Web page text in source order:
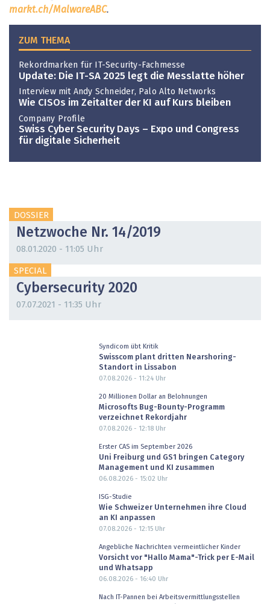
markt.ch/MalwareABC.
ZUM THEMA
Rekordmarken für IT-Security-Fachmesse
Update: Die IT-SA 2025 legt die Messlatte höher
Interview mit Andy Schneider, Palo Alto Networks
Wie CISOs im Zeitalter der KI auf Kurs bleiben
Company Profile
Swiss Cyber Security Days – Expo und Congress
für digitale Sicherheit
DOSSIER
Netzwoche Nr. 14/2019
08.01.2020 - 11:05 Uhr
SPECIAL
Cybersecurity 2020
07.07.2021 - 11:35 Uhr
Syndicom übt Kritik
Swisscom plant dritten Nearshoring-
Standort in Lissabon
07.08.2026 - 11:24Uhr
20 Millionen Dollar an Belohnungen
Microsofts Bug-Bounty-Programm
verzeichnet Rekordjahr
07.08.2026 - 12:18Uhr
Erster CAS im September 2026
Uni Freiburg und GS1 bringen Category
Management und KI zusammen
06.08.2026 - 15:02 Uhr
ISG-Studie
Wie Schweizer Unternehmen ihre Cloud
an KI anpassen
07.08.2026 - 12:15Uhr
Angebliche Nachrichten vermeintlicher Kinder
Vorsicht vor "Hallo Mama"-Trick per E-Mail
und Whatsapp
06.08.2026 - 16:40 Uhr
Nach IT-Pannen bei Arbeitsvermittlungsstellen